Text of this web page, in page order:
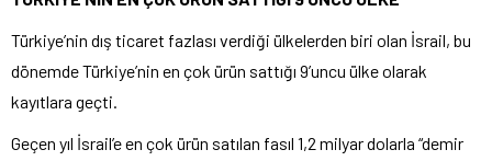
Türkiye’nin dış ticaret fazlası verdiği ülkelerden biri olan İsrail, bu
dönemde Türkiye’nin en çok ürün sattığı 9’uncu ülke olarak
kayıtlara geçti.
Geçen yıl İsrail’e en çok ürün satılan fasıl 1,2 milyar dolarla “demir